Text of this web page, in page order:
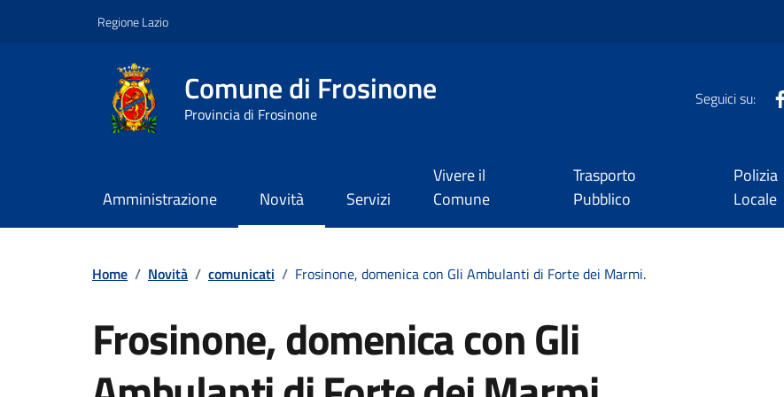
Regione Lazio
Comune di Frosinone
Provincia di Frosinone
Seguici su:
Amministrazione Novità Servizi
Vivere il
Comune
Trasporto
Pubblico
Polizia
Locale
Home / Novità / comunicati / Frosinone, domenica con Gli Ambulanti di Forte dei Marmi.
Frosinone, domenica con Gli